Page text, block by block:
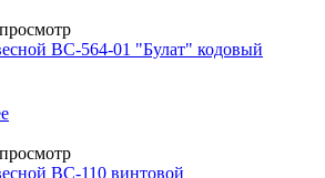
ВС-564-01 "Булат" кодовый
ВС-110 винтовой